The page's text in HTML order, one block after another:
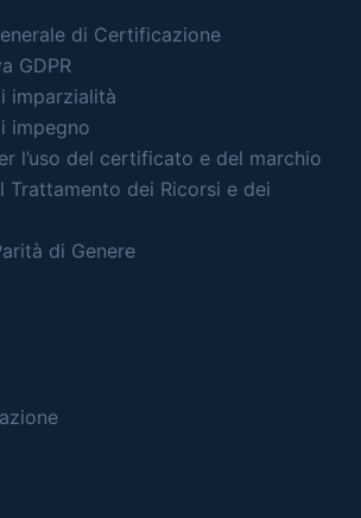
di Certificazione
GDPR
imparzialità
impegno
l’uso del certificato e del marchio
Trattamento dei Ricorsi e dei
di Genere